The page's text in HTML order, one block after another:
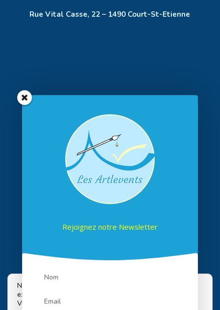
Rue Vital Casse, 22 – 1490 Court-St-Etienne
Suivez-nous sur les réseaux
Rejoignez notre Newsletter
Nous utilisons des cookies pour vous offrir la meilleure
expérience sur notre site.
Vous pouvez en savoir plus sur les cookies que nous